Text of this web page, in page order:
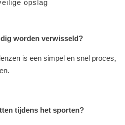
opslag
worden verwisseld?
is een simpel en snel proces,
tijdens het sporten?